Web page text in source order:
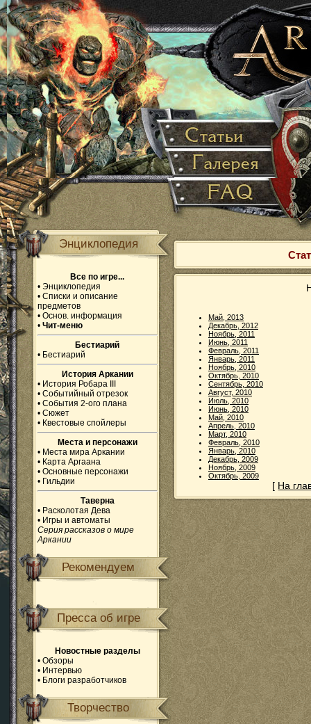
Энциклопедия
Все по игре...
• Энциклопедия
• Списки и описание
предметов
• Основ. информация
• Чит-меню
Бестиарий
• Бестиарий
История Аркании
• История Робара III
• Событийный отрезок
• События 2-ого плана
• Сюжет
• Квестовые спойлеры
Места и персонажи
• Места мира Аркании
• Карта Аргаана
• Основные персонажи
• Гильдии
Таверна
• Расколотая Дева
• Игры и автоматы
Серия рассказов о мире
Аркании
Рекомендуем
Пресса об игре
Новостные разделы
• Обзоры
• Интервью
• Блоги разработчиков
Творчество
Май, 2013
Декабрь, 2012
Ноябрь, 2011
Июнь, 2011
Февраль, 2011
Январь, 2011
Ноябрь, 2010
Октябрь, 2010
Сентябрь, 2010
Август, 2010
Июль, 2010
Июнь, 2010
Май, 2010
Апрель, 2010
Март, 2010
Февраль, 2010
Январь, 2010
Декабрь, 2009
Ноябрь, 2009
Октябрь, 2009
[ На